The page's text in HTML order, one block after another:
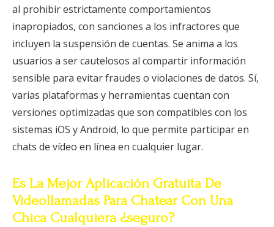
al prohibir estrictamente comportamientos
inapropiados, con sanciones a los infractores que
incluyen la suspensión de cuentas. Se anima a los
usuarios a ser cautelosos al compartir información
sensible para evitar fraudes o violaciones de datos. Sí,
varias plataformas y herramientas cuentan con
versiones optimizadas que son compatibles con los
sistemas iOS y Android, lo que permite participar en
chats de vídeo en línea en cualquier lugar.
Es La Mejor Aplicación Gratuita De
Videollamadas Para Chatear Con Una
Chica Cualquiera ¿seguro?